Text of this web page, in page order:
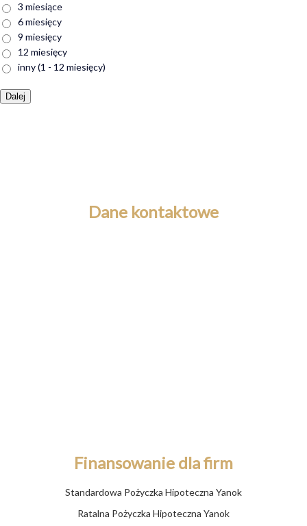
3 miesiące
6 miesięcy
9 miesięcy
12 miesięcy
inny (1 - 12 miesięcy)
Dalej
Dane kontaktowe
Finansowanie dla firm
Standardowa Pożyczka Hipoteczna Yanok
Ratalna Pożyczka Hipoteczna Yanok